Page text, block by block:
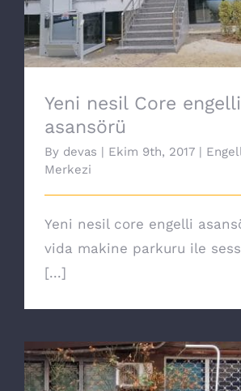
Yeni nesil Core engelli
asansörü
By devas | Ekim 9th, 2017 |
Merkezi
Yeni nesil core engelli
vida makine parkuru ile
[...]